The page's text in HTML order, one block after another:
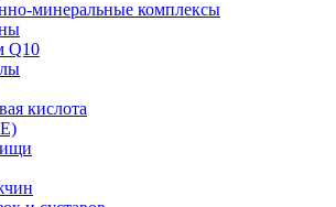
минеральные комплексы
Q10
кислота